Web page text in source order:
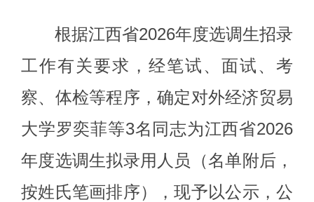
根据江西省2026年度选调生招录
工作有关要求 ， 经笔试、面试、考
察、体检等程序，确定对外经济贸易
大学罗奕菲等3名 同志为江西省2026
年度选调生拟录用人员
（名单附后，
按姓氏笔画排序）
，现予以公示，公